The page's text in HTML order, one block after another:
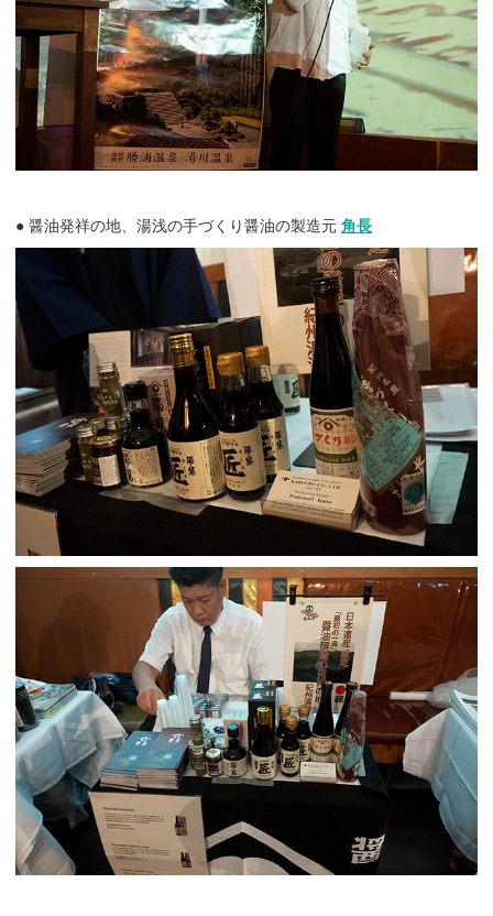
● 醤油発祥の地、湯浅の手づくり醤油の製造元 角長